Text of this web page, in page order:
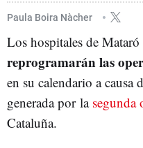
CORONAVIRUS
Paula Boira Nàcher
Los hospitales de
reprogramarán las
en su calendario a causa
generada por la segunda
Cataluña.